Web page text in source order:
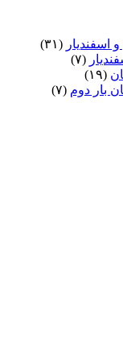
اسفندیار (۳۱)
(۷)
(۱۹)
بار دوم (۷)